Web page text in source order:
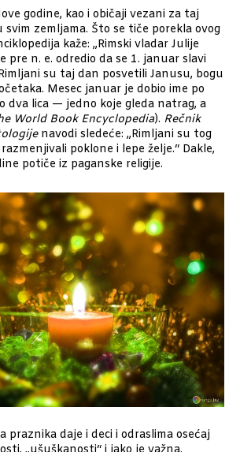
godine, kao i običaji vezani za taj
zemljama. Što se tiče porekla ovog
kaže: „Rimski vladar Julije
pre n. e. odredio da se 1. januar slavi
su taj dan posvetili Janusu, bogu
Mesec januar je dobio ime po
dva lica — jedno koje gleda natrag, a
World Book Encyclopedia). Rečnik
navodi sledeće: „Rimljani su tog
poklone i lepe želje.“ Dakle,
potiče iz paganske religije.
praznika daje i deci i odraslima osećaj